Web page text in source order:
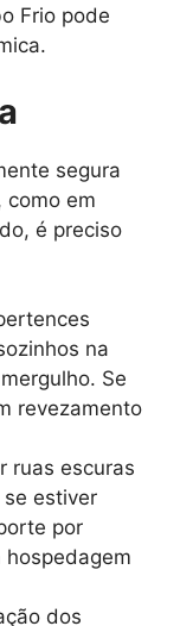
Frio pode
segura
como em
é preciso
na
Se
revezamento
ruas escuras
estiver
por
hospedagem
dos